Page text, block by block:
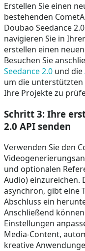
Erstellen Sie einen
bestehenden
Doubao Seedance
navigieren Sie in
erstellen einen
Besuchen Sie
Seedance 2.0 und die
um die
Ihre Projekte zu
Schritt 3: Ihre
2.0 API senden
Verwenden Sie den
und optionalen
Audio) einzureichen.
asynchron, gibt eine
Abschluss ein
Anschließend
Einstellungen
Media-Content,
kreative